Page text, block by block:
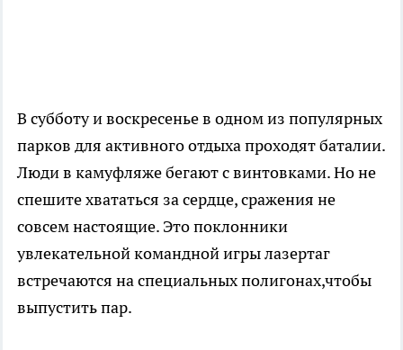
В субботу и воскресенье в одном из популярных
парков для активного отдыха проходят баталии.
Люди в камуфляже бегают с винтовками. Но не
спешите хвататься за сердце, сражения не
совсем настоящие. Это поклонники
увлекательной командной игры лазертаг
встречаются на специальных полигонах,чтобы
выпустить пар.